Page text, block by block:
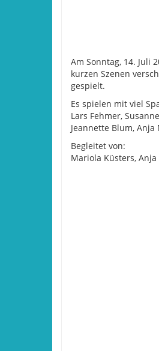
Am Sonntag, 14. Juli
kurzen Szenen
gespielt.
Es spielen mit viel
Lars Fehmer,
Jeannette Blum,
Begleitet von:
Mariola Küsters,